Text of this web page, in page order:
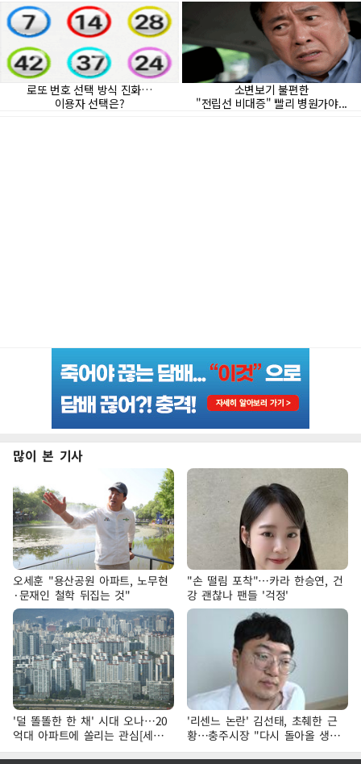
많이 본 기사
오세훈 "용산공원 아파트, 노무현
·문재인 철학 뒤집는 것"
"손 떨림 포착"…카라 한승연, 건
강 괜찮나 팬들 '걱정'
'덜 똘똘한 한 채' 시대 오나…20
억대 아파트에 쏠리는 관심[세제
개편, 그 이후②]
'리센느 논란' 김선태, 초췌한 근
황…충주시장 "다시 돌아올 생
각?"